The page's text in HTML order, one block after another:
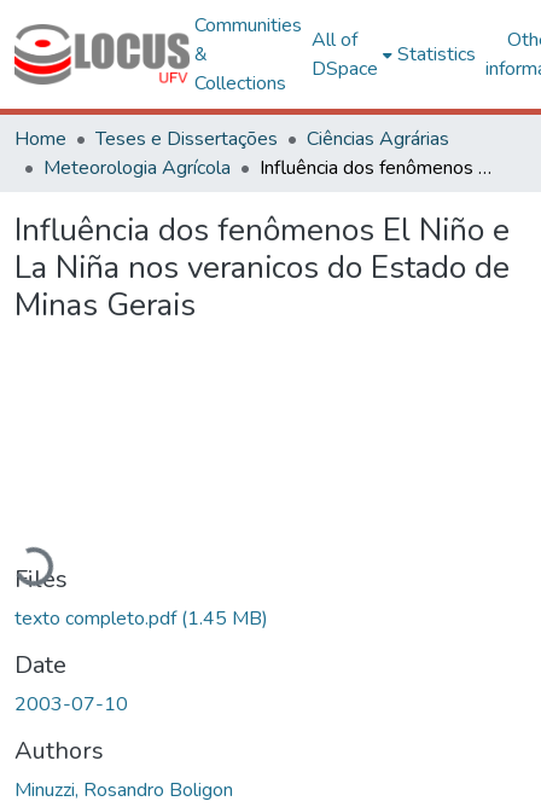
Communities
&
Collections
All of
DSpace
Statistics
Home Teses e Dissertações
Ciências Agrárias
Meteorologia Agrícola
Influência dos fenômenos El Niño e La Niña nos veranicos do Estado de Minas Gerais
Influência dos fenômenos El Niño e
La Niña nos veranicos do Estado de
Minas Gerais
Loading...
Files
texto completo.pdf(1.45 MB)
Date
2003-07-10
Authors
Minuzzi, Rosandro Boligon